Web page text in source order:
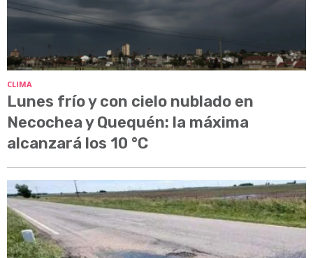
CLIMA
Lunes frío y con cielo nublado en
Necochea y Quequén: la máxima
alcanzará los 10 °C